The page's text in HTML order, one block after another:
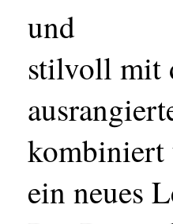
und
stilvoll mit
kombiniert
ein neues